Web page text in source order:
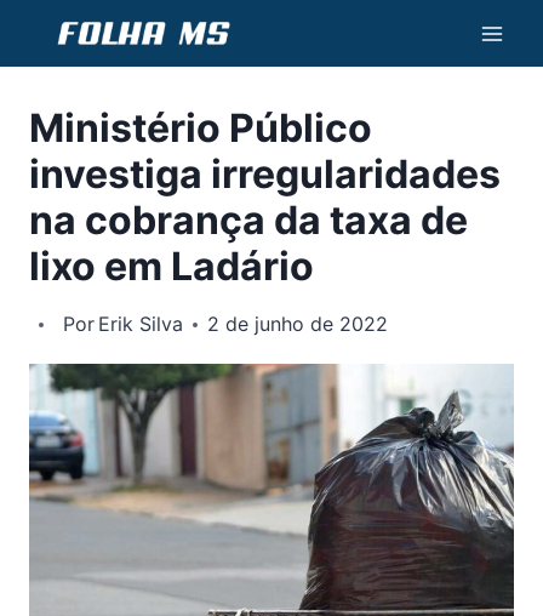
Conteúdo
Ministério Público
investiga irregularidades
na cobrança da taxa de
lixo em Ladário
Por Erik Silva 2 de junho de 2022